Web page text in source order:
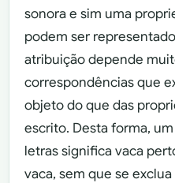
sonora e sim uma
podem ser
atribuição depende
correspondências que
objeto do que das
escrito. Desta forma,
letras significa vaca
vaca, sem que se